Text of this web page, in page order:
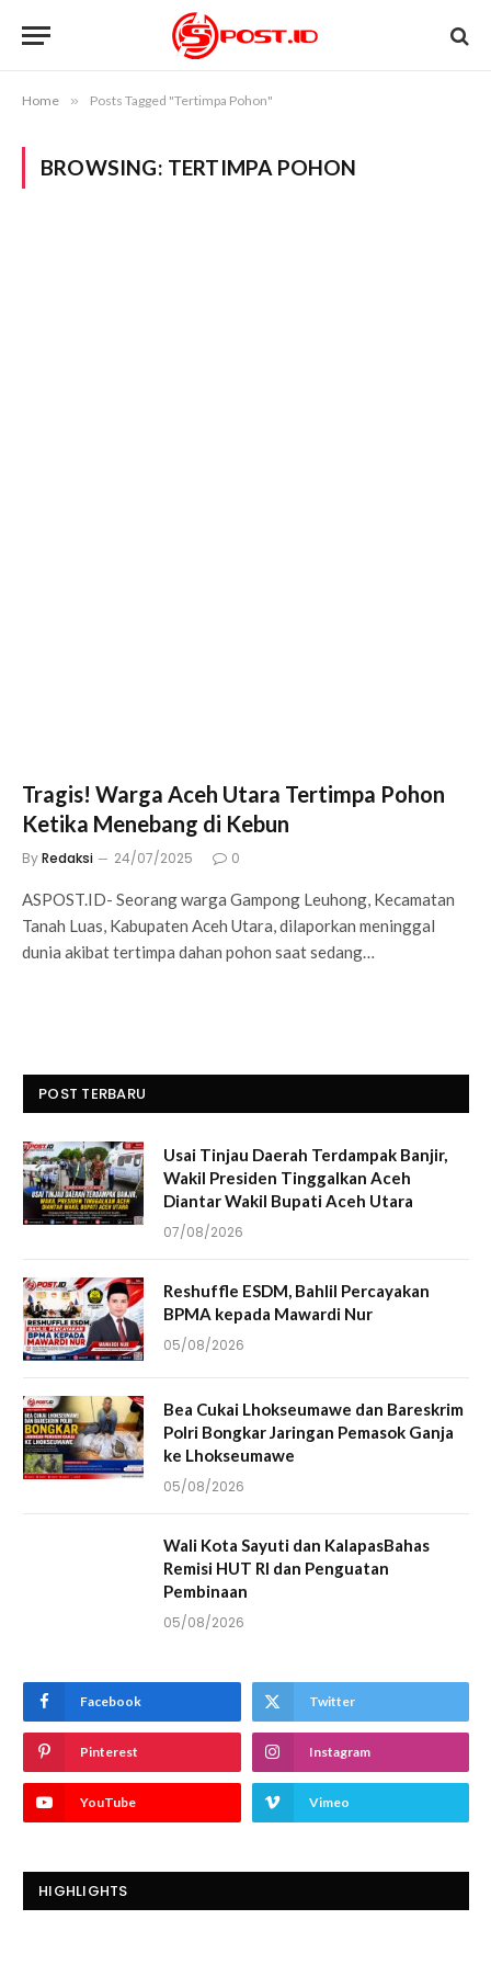
Home » Posts Tagged "Tertimpa Pohon"
BROWSING: TERTIMPA POHON
Tragis! Warga Aceh Utara Tertimpa Pohon
Ketika Menebang di Kebun
ByRedaksi 24/07/2025 0
ASPOST.ID- Seorang warga Gampong Leuhong, Kecamatan
Tanah Luas, Kabupaten Aceh Utara, dilaporkan meninggal
dunia akibat tertimpa dahan pohon saat sedang…
POST TERBARU
Usai Tinjau Daerah Terdampak Banjir,
Wakil Presiden Tinggalkan Aceh
Diantar Wakil Bupati Aceh Utara
07/08/2026
Reshuffle ESDM, Bahlil Percayakan
BPMA kepada Mawardi Nur
05/08/2026
Bea Cukai Lhokseumawe dan Bareskrim
Polri Bongkar Jaringan Pemasok Ganja
ke Lhokseumawe
05/08/2026
Wali Kota Sayuti dan KalapasBahas
Remisi HUT RI dan Penguatan
Pembinaan
05/08/2026
Facebook Twitter
Pinterest Instagram
YouTube Vimeo
HIGHLIGHTS